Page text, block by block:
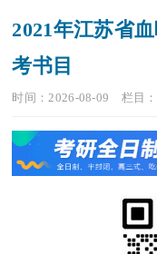
2021年江苏省
考书目
时间：2026-08-09 栏目：